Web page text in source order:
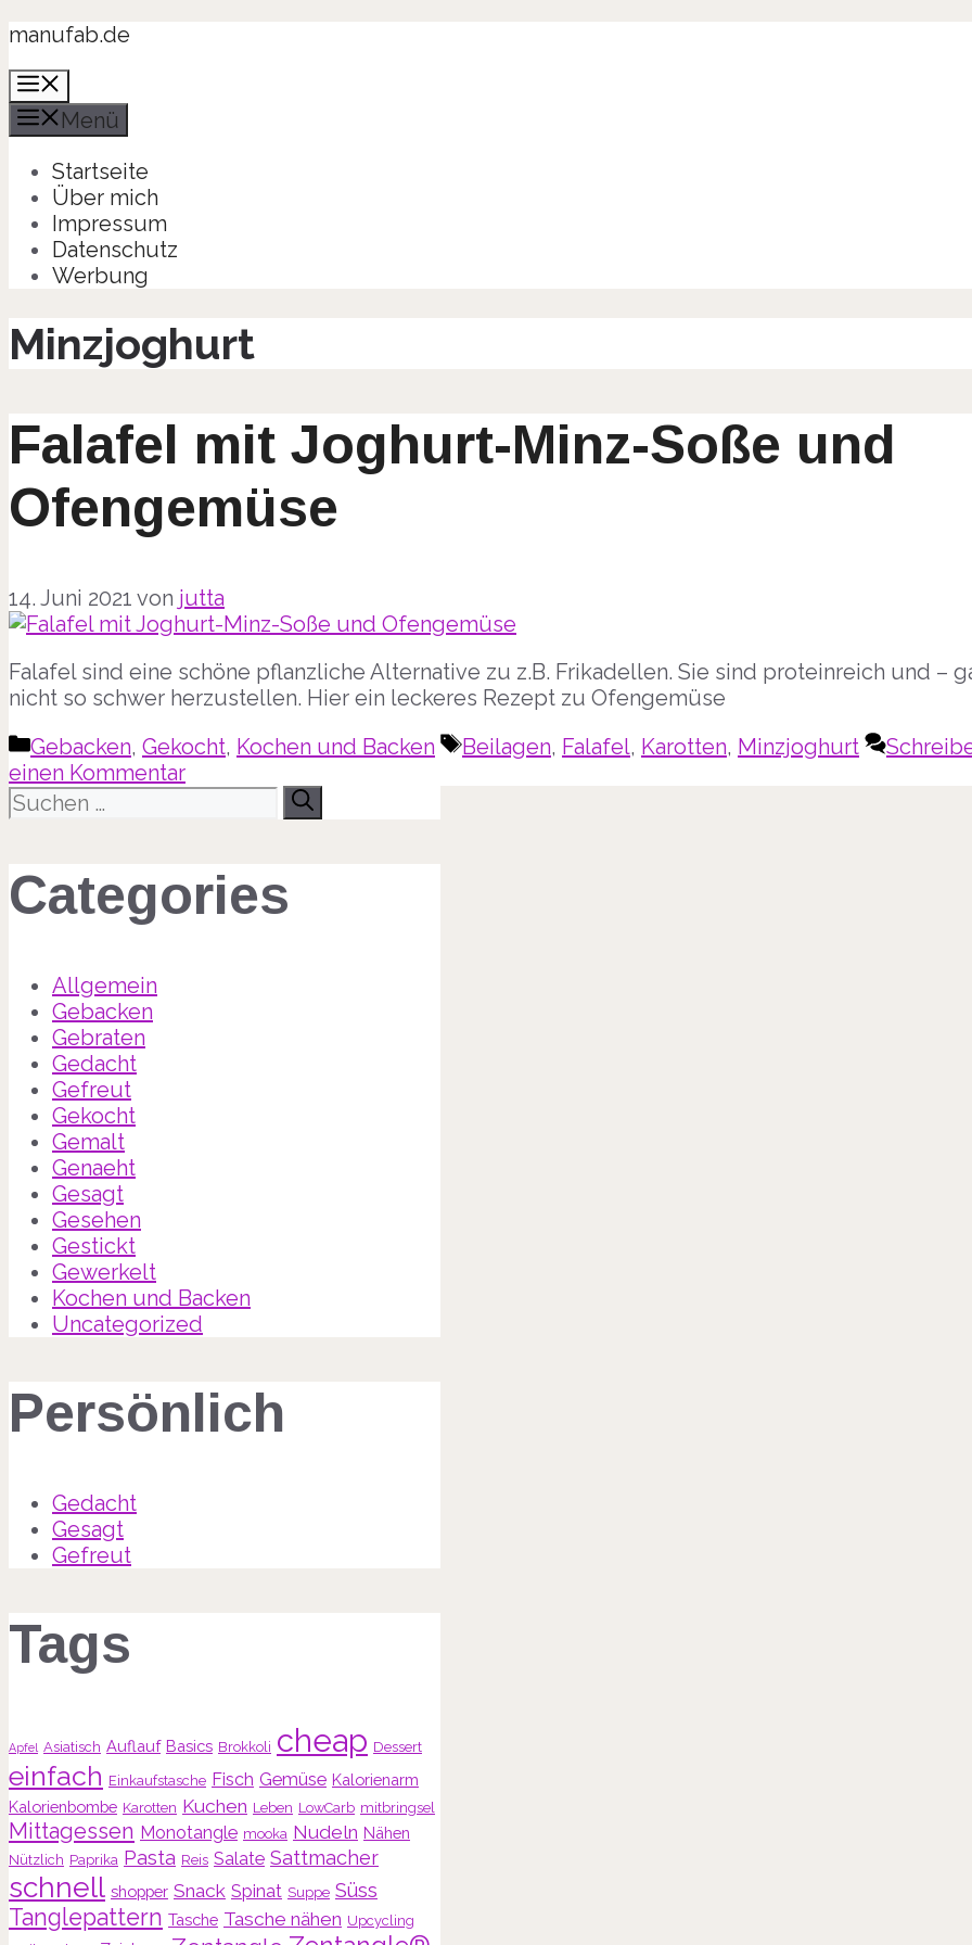
Zum
springen
manufab.de
Menü
Startseite
Über mich
Impressum
Datenschutz
Werbung
Minzjoghurt
Falafel mit Joghurt-Minz-Soße und
Ofengemüse
14. Juni 2021 von jutta
Falafel sind eine schöne pflanzliche Alternative zu z.B. Frikadellen. Sie sind proteinreich und –
nicht so schwer herzustellen. Hier ein leckeres Rezept zu Ofengemüse
Kategorien
Gebacken, Gekocht, Kochen und Backen Schlagwörter
Beilagen, Falafel, Karotten, Minzjoghurt
einen Kommentar
Suche
nach:
Categories
Allgemein
Gebacken
Gebraten
Gedacht
Gefreut
Gekocht
Gemalt
Genaeht
Gesagt
Gesehen
Gestickt
Gewerkelt
Kochen und Backen
Uncategorized
Persönlich
Gedacht
Gesagt
Gefreut
Tags
Apfel Asiatisch Auflauf Basics Brokkoli cheap Dessert
einfach Einkaufstasche Fisch Gemüse Kalorienarm
Kalorienbombe Karotten Kuchen Leben LowCarb mitbringsel
Mittagessen Monotangle mooka Nudeln Nähen
Nützlich Paprika Pasta Reis Salate Sattmacher
schnell shopper Snack Spinat Suppe Süss
Tanglepattern Tasche Tasche nähen Upcycling